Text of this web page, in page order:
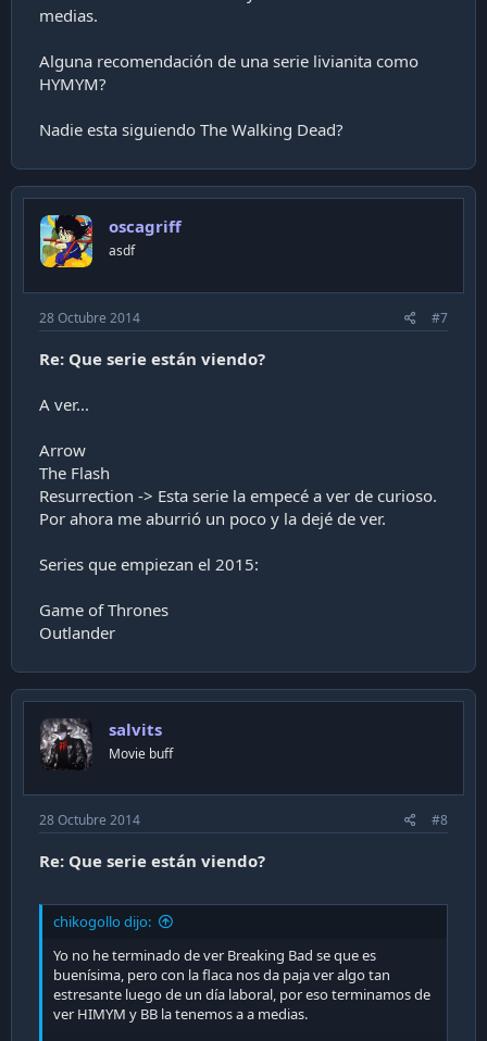
medias.
Alguna recomendación de una serie livianita como
HYMYM?
Nadie esta siguiendo The Walking Dead?
oscagriff
asdf
28 Octubre 2014 #7
Re: Que serie están viendo?
A ver...
Arrow
The Flash
Resurrection -> Esta serie la empecé a ver de curioso.
Por ahora me aburrió un poco y la dejé de ver.
Series que empiezan el 2015:
Game of Thrones
Outlander
salvits
Movie buff
28 Octubre 2014 #8
Re: Que serie están viendo?
chikogollo dijo:
Yo no he terminado de ver Breaking Bad se que es
buenísima, pero con la flaca nos da paja ver algo tan
estresante luego de un día laboral, por eso terminamos de
ver HIMYM y BB la tenemos a a medias.